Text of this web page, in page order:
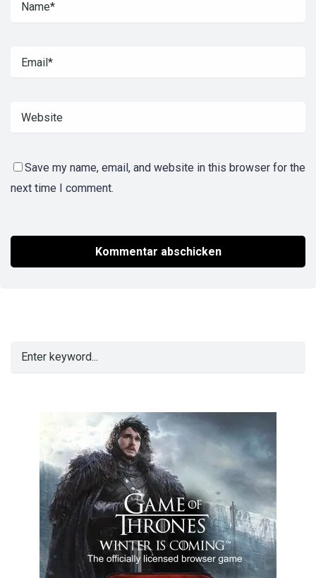
Save my name, email, and website in this browser for the
next time I comment.